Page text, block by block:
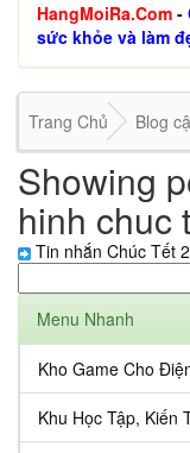
HangMoiRa.Com -
sức khỏe và làm
Trang Chủ Blog
Showing
hinh chuc
Tin nhắn Chúc Tết
Menu Nhanh
Kho Game Cho
Khu Học Tập, Kiến